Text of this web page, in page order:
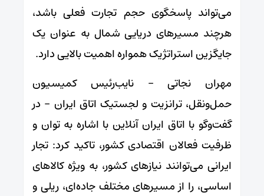
می‌تواند پاسخگوی حجم تجارت فعلی باشد،
هرچند مسیرهای دریایی شمال به عنوان یک
جایگزین استراتژیک همواره اهمیت بالایی دارد.
مهران نجاتی – نایب‌رئیس کمیسیون
حمل‌ونقل، ترانزیت و لجستیک اتاق ایران – در
گفت‌وگو با اتاق ایران آنلاین با اشاره به توان و
ظرفیت فعالان اقتصادی کشور، تاکید کرد: تجار
ایرانی می‌توانند نیازهای کشور، به ویژه کالاهای
اساسی، را از مسیرهای مختلف جاده‌ای، ریلی و